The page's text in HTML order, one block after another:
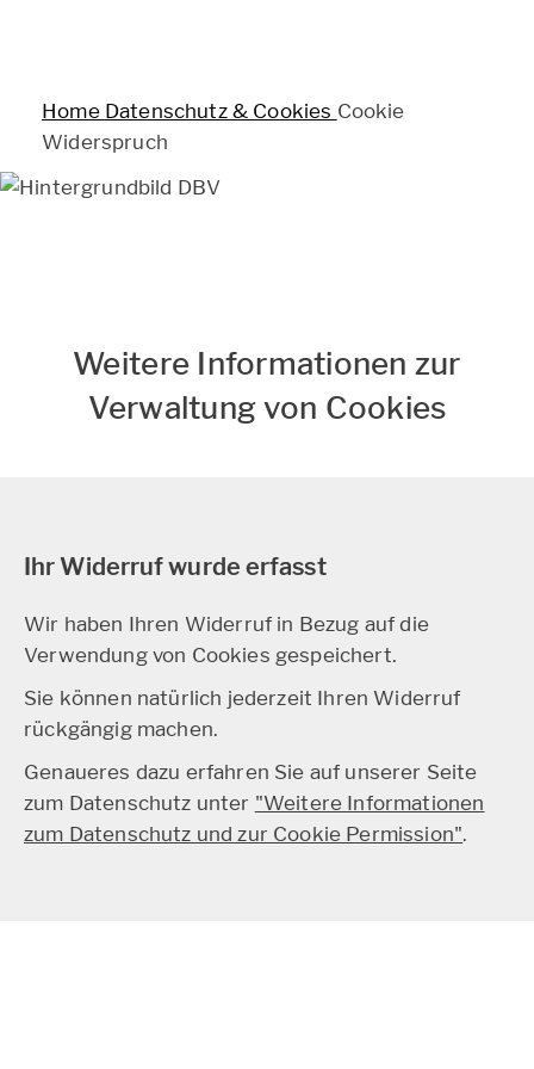
RENTE & ALTER
PRODUKTE VON A-Z
KON­TAKT
Home Datenschutz & Cookies Cookie
Widerspruch
Weitere Informationen zur
Verwaltung von Cookies
Ihr Widerruf wurde erfasst
Wir haben Ihren Widerruf in Bezug auf die
Verwendung von Cookies gespeichert.
Sie können natürlich jederzeit Ihren Widerruf
rückgängig machen.
Genaueres dazu erfahren Sie auf unserer Seite
zum Datenschutz unter "Weitere Informationen
zum Datenschutz und zur Cookie Permission".